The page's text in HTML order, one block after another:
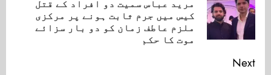
مرید عباس سمیت دو افراد کے قتل
کیس میں جرم ثابت ہونے پر مرکزی
ملزم عاطف زمان کو دو بار سزائے
موت کا حکم
Next